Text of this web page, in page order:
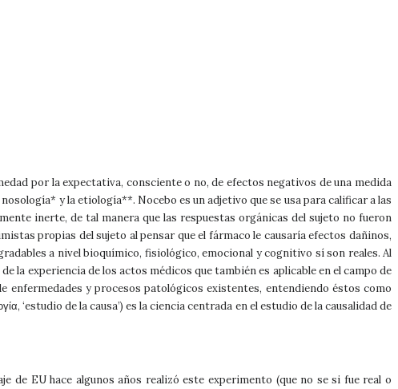
por la expectativa, consciente o no, de efectos negativos de una medida
y la etiología**. Nocebo es un adjetivo que se usa para calificar a las
inerte, de tal manera que las respuestas orgánicas del sujeto no fueron
propias del sujeto al pensar que el fármaco le causaría efectos dañinos,
a nivel bioquímico, fisiológico, emocional y cognitivo sí son reales. Al
la experiencia de los actos médicos que también es aplicable en el campo de
enfermedades y procesos patológicos existentes, entendiendo éstos como
‘estudio de la causa’) es la ciencia centrada en el estudio de la causalidad de
de EU hace algunos años realizó este experimento (que no se si fue real o